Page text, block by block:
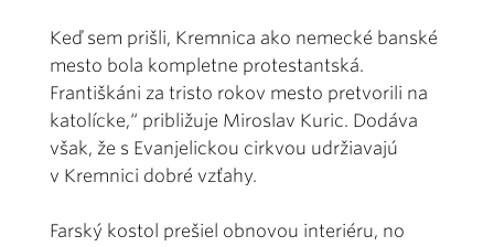
Keď sem prišli, Kremnica ako nemecké banské
mesto bola kompletne protestantská.
Františkáni za tristo rokov mesto pretvorili na
katolícke,“ približuje Miroslav Kuric. Dodáva
však, že s Evanjelickou cirkvou udržiavajú
v Kremnici dobré vzťahy.
Farský kostol prešiel obnovou interiéru, no